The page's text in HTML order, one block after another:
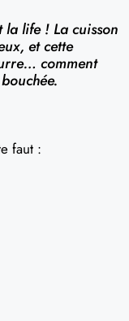
la life ! La cuisson
et cette
comment
faut :